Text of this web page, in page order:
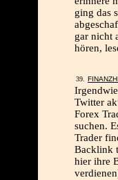
ging das
gar nicht
hören,
Twitter
Forex
suchen.
Trader
Backlink
hier ihre